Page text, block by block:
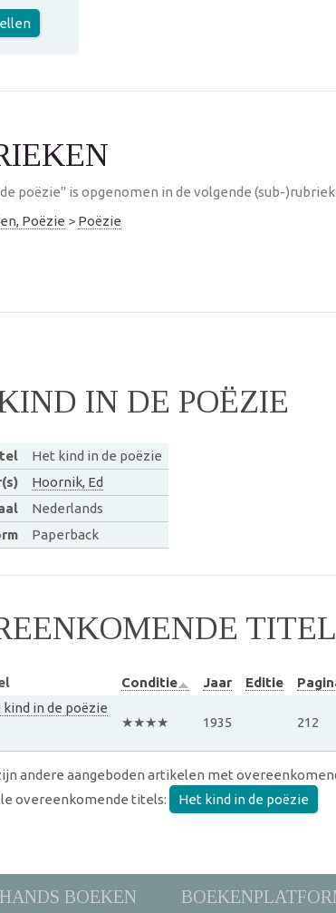
poëzie" is opgenomen in de volgende (sub-
Poëzie > Poëzie
IN DE POËZIE
Het kind in de poëzie
Hoornik, Ed
Nederlands
Paperback
Conditie Jaar Editie
kind in de poëzie
★★★★
1935 212
andere aangeboden artikelen met
overeenkomende titels:
Het kind in de poëzie
BOEKEN